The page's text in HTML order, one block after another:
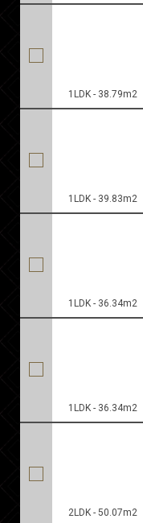
1LDK - 38.79m2
1LDK - 39.83m2
1LDK - 36.34m2
1LDK - 36.34m2
2LDK - 50.07m2